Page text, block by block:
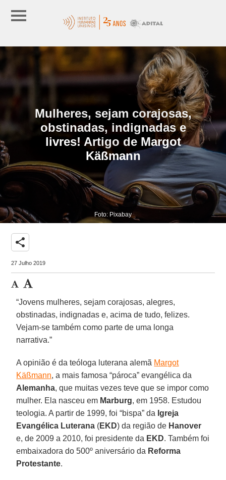
Mulheres, sejam corajosas,
obstinadas, indignadas e
livres! Artigo de Margot
Käßmann
Foto: Pixabay
share
27 Julho 2019
“Jovens mulheres, sejam corajosas, alegres,
obstinadas, indignadas e, acima de tudo, felizes.
Vejam-se também como parte de uma longa
narrativa.”
A opinião é da teóloga luterana alemã Margot
Käßmann, a mais famosa “pároca” evangélica da
Alemanha, que muitas vezes teve que se impor como
mulher. Ela nasceu em Marburg, em 1958. Estudou
teologia. A partir de 1999, foi “bispa” da Igreja
Evangélica Luterana (EKD) da região de Hanover
e, de 2009 a 2010, foi presidente da EKD. Também foi
embaixadora do 500º aniversário da Reforma
Protestante.